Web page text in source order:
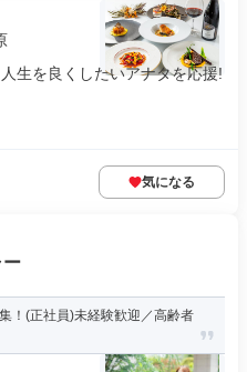
生を良くしたいアナタを応援!
気になる
ー
！(正社員)未経験歓迎／高齢者